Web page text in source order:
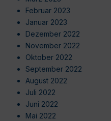
Februar 2023
Januar 2023
Dezember 2022
November 2022
Oktober 2022
September 2022
August 2022
Juli 2022
Juni 2022
Mai 2022